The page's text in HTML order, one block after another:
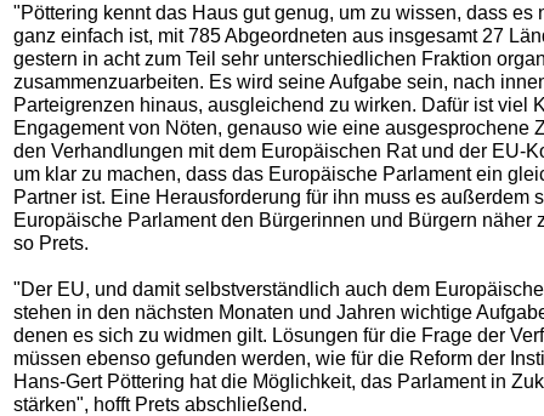
"Pöttering kennt das Haus gut genug, um zu wissen, dass es
ganz einfach ist, mit 785 Abgeordneten aus insgesamt 27
gestern in acht zum Teil sehr unterschiedlichen Fraktion
zusammenzuarbeiten. Es wird seine Aufgabe sein, nach
Parteigrenzen hinaus, ausgleichend zu wirken. Dafür ist viel
Engagement von Nöten, genauso wie eine ausgesprochene
den Verhandlungen mit dem Europäischen Rat und der EU-
um klar zu machen, dass das Europäische Parlament ein
Partner ist. Eine Herausforderung für ihn muss es außerdem
Europäische Parlament den Bürgerinnen und Bürgern näher
so Prets.
"Der EU, und damit selbstverständlich auch dem
stehen in den nächsten Monaten und Jahren wichtige
denen es sich zu widmen gilt. Lösungen für die Frage der
müssen ebenso gefunden werden, wie für die Reform der
Hans-Gert Pöttering hat die Möglichkeit, das Parlament in
stärken", hofft Prets abschließend.